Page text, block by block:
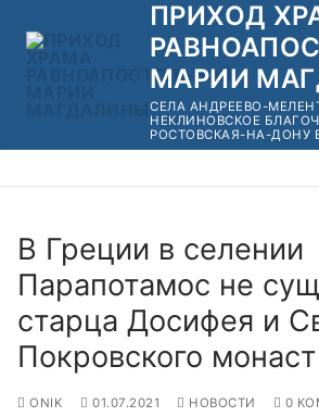
ПРИХОД
МАРИИ
СЕЛА АНДРЕЕВО-
НЕКЛИНОВСКОЕ
РОСТОВСКАЯ-НА-ДОНУ
В Греции в селении
Парапотамос не
старца Досифея и
Покровского
ONIK 01.07.2021 НОВОСТИ 0